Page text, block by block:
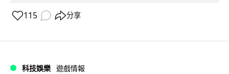
115 分享
科技娛樂 遊戲情報